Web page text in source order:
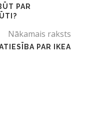
PAR
Nākamais raksts
PAR IKEA